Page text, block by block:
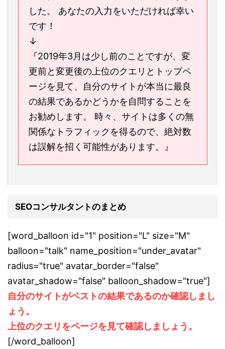
した。 あなたの入力をいただければ幸い
です！
↓
『2019年3月は少し前のことですが、変
更前と変更後の上位のクエリとトップペ
ージを見て、自分のサイトが本当に最良
の結果であるかどうかを自問することを
お勧めします。 時々、サイトは多くの無
関係なトラフィックを得るので、絶対数
は誤解を招く可能性があります。』
SEOコンサルタントのまとめ
[word_balloon id="1" position="L" size="M"
balloon="talk" name_position="under_avatar"
radius="true" avatar_border="false"
avatar_shadow="false" balloon_shadow="true"]
自分のサイトがベストの結果であるのか確認しまし
ょう。
上位のクエリをページを見て確認しましょう。
[/word_balloon]